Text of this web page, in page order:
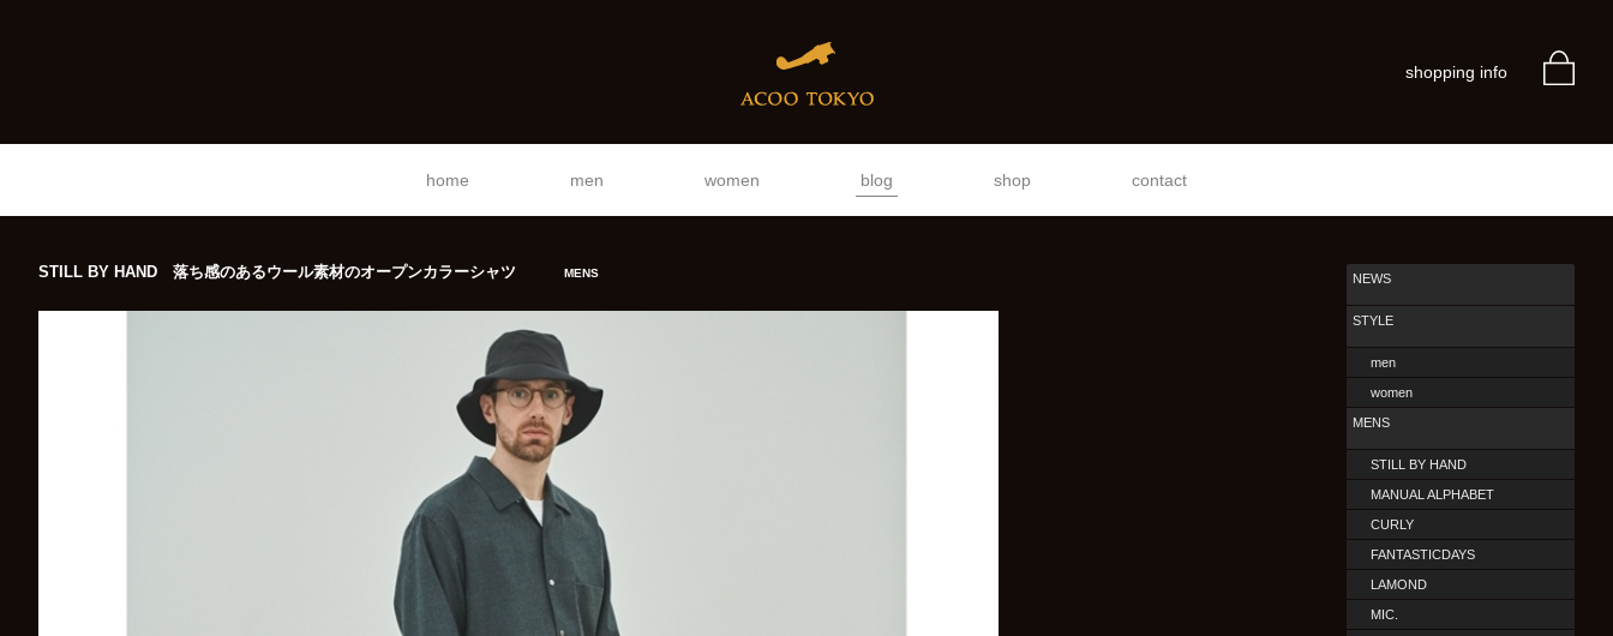
shopping info
home men women blog shop contact
STILL BY HAND 落ち感のあるウール素材のオープンカラーシャツ MENS NEWS
STYLE
men
women
MENS
STILL BY HAND
MANUAL ALPHABET
CURLY
FANTASTICDAYS
LAMOND
MIC.